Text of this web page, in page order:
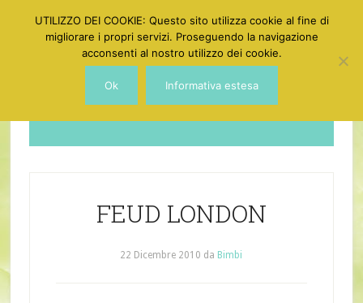
Dotgirl
FEUD LONDON
22 Dicembre 2010 da Bimbi
UTILIZZO DEI COOKIE: Questo sito utilizza cookie al fine di
migliorare i propri servizi. Proseguendo la navigazione
acconsenti al nostro utilizzo dei cookie.
Ok Informativa estesa